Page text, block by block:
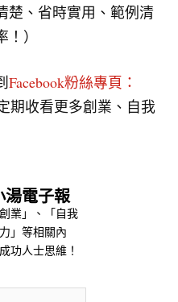
楚、省時實用、範例清
）
Facebook粉絲專頁：
期收看更多創業、自我
湯電子報
業」、「自我
」等相關內
功人士思維！